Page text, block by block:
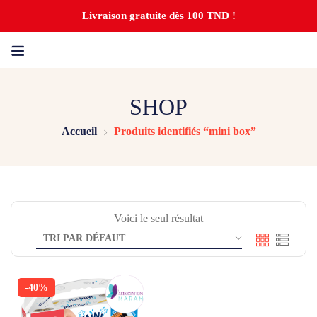
Livraison gratuite dès 100 TND !
SHOP
Accueil Produits identifiés “mini box”
Voici le seul résultat
-40%